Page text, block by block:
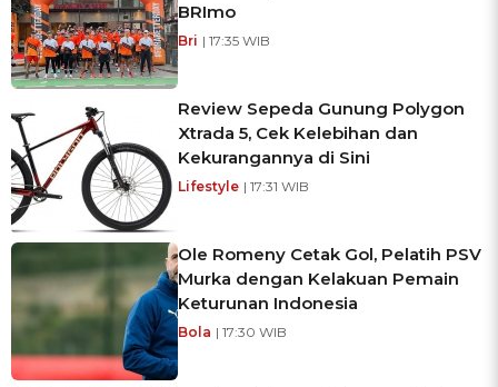
BRImo
Bri | 17:35 WIB
Review Sepeda Gunung Polygon
Xtrada 5, Cek Kelebihan dan
Kekurangannya di Sini
Lifestyle | 17:31 WIB
Ole Romeny Cetak Gol, Pelatih PSV
Murka dengan Kelakuan Pemain
Keturunan Indonesia
Bola | 17:30 WIB